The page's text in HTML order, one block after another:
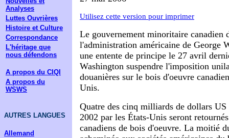
Analyses
Luttes Ouvrières
Histoire et Culture
Correspondance
L'héritage que
nous défendons
A propos du CIQI
A propos du
WSWS
AUTRES LANGUES
Allemand
Utilisez cette version pour imprimer
Le gouvernement minoritaire canadien
l'administration américaine de George
une entente de principe le 27 avril
Washington suspendre l'imposition
douanières sur le bois d'oeuvre
Unis.
Quatre des cinq milliards de dollars US
2002 par les États-Unis seront
canadiens de bois d'oeuvre. La moitié